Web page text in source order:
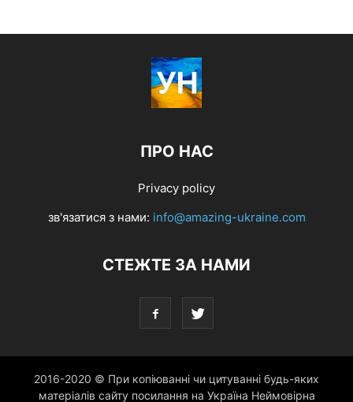
ПРО НАС
Privacy policy
зв'язатися з нами: info@amazing-ukraine.com
СТЕЖТЕ ЗА НАМИ
2016-2020 © При копіюванні чи цитуванні будь-яких
матеріалів сайту посилання на Україна Неймовірна